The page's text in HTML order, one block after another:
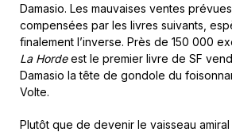
Damasio. Les mauvaises ventes
compensées par les livres suivants,
finalement l’inverse. Près de 150 000
La Hordeest le premier livre de SF
Damasio la tête de gondole du
Volte.
Plutôt que de devenir le vaisseau amiral